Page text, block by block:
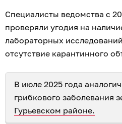
Специалисты ведомства с
проверяли угодия на
лабораторных
отсутствие карантинного
В июле 2025 года
грибкового заболевания
Гурьевском районе.